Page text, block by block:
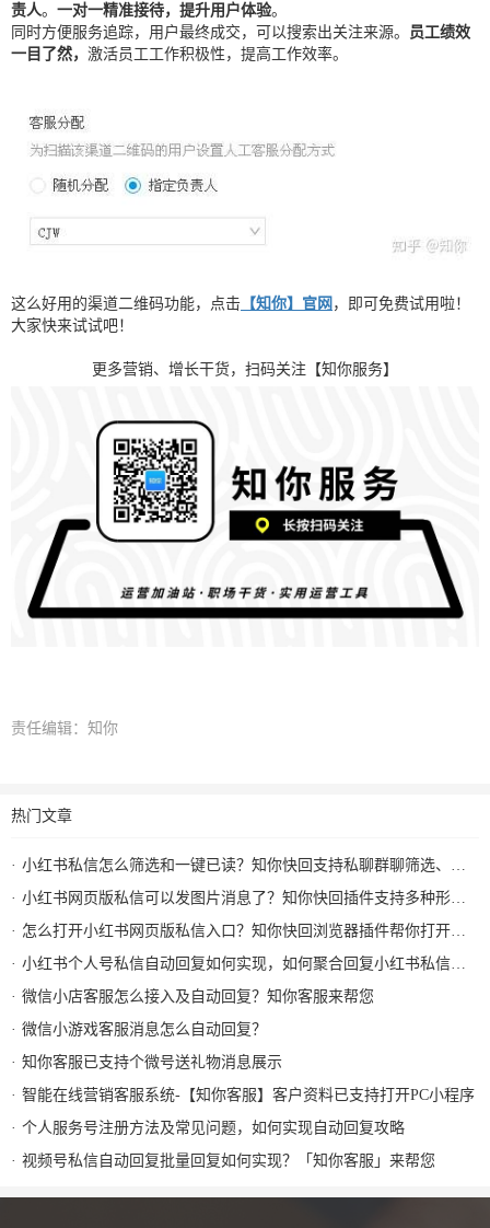
责人。 一对一精准接待，提升用户体验。
同时方便服务追踪，用户最终成交，可以搜索出关注来源。
员工绩效
一目了然， 激活员工工作积极性，提高工作效率。
这么好用的渠道二维码功能，点击 【知你】官网 ，即可免费试用啦！
大家快来试试吧！
更多营销、增长干货，扫码关注【知你服务】
责任编辑：知你
热门文章
小红书私信怎么筛选和一键已读？知你快回支持私聊群聊筛选、批量已读和图片回复
小红书网页版私信可以发图片消息了？知你快回插件支持多种形式图片发送和AI自动回复
怎么打开小红书网页版私信入口？知你快回浏览器插件帮你打开小红书私信AI回复及快捷回复
小红书个人号私信自动回复如何实现，如何聚合回复小红书私信及群消息？知你客服来解决
微信小店客服怎么接入及自动回复？知你客服来帮您
微信小游戏客服消息怎么自动回复？
知你客服已支持个微号送礼物消息展示
智能在线营销客服系统-【知你客服】客户资料已支持打开PC小程序
个人服务号注册方法及常见问题，如何实现自动回复攻略
视频号私信自动回复批量回复如何实现？「知你客服」来帮您